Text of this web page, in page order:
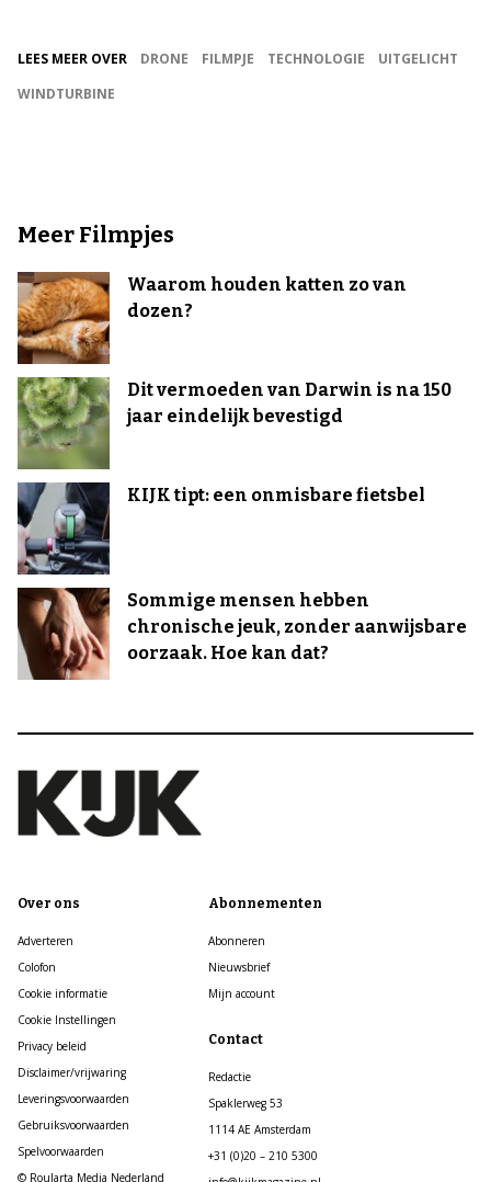
LEES MEER OVER DRONE FILMPJE TECHNOLOGIE
UITGELICHT
WINDTURBINE
Meer Filmpjes
Waarom houden katten zo van
dozen?
Dit vermoeden van Darwin is na 150
jaar eindelijk bevestigd
KIJK tipt: een onmisbare fietsbel
Sommige mensen hebben
chronische jeuk, zonder aanwijsbare
oorzaak. Hoe kan dat?
Over ons
Adverteren
Colofon
Cookie informatie
Cookie Instellingen
Privacy beleid
Disclaimer/vrijwaring
Leveringsvoorwaarden
Gebruiksvoorwaarden
Spelvoorwaarden
© Roularta Media Nederland
Abonnementen
Abonneren
Nieuwsbrief
Mijn account
Contact
Redactie
Spaklerweg 53
1114 AE Amsterdam
+31 (0)20 – 210 5300